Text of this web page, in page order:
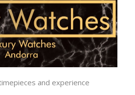
and experience